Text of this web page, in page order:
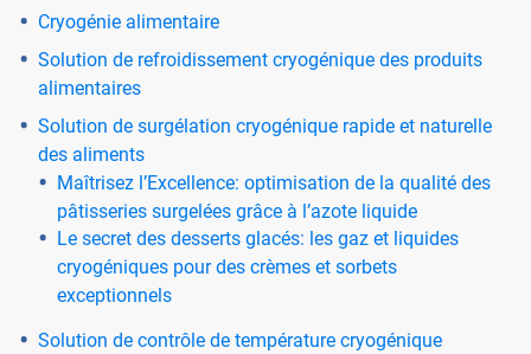
Cryogénie alimentaire
Solution de refroidissement cryogénique des produits
alimentaires
Solution de surgélation cryogénique rapide et naturelle
des aliments
Maîtrisez l’Excellence: optimisation de la qualité des
pâtisseries surgelées grâce à l’azote liquide
Le secret des desserts glacés: les gaz et liquides
cryogéniques pour des crèmes et sorbets
exceptionnels
Solution de contrôle de température cryogénique